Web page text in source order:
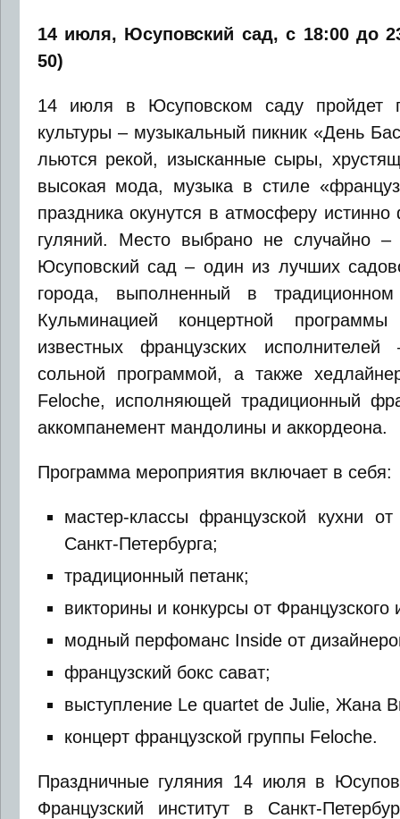
14 июля, Юсуповский сад, с 18:00 до
50)
14 июля в Юсуповском саду пройдет
культуры – музыкальный пикник «День
льются рекой, изысканные сыры,
высокая мода, музыка в стиле
праздника окунутся в атмосферу
гуляний. Место выбрано не случайно
Юсуповский сад – один из лучших
города, выполненный в
Кульминацией концертной программы
известных французских
сольной программой, а также
Feloche, исполняющей традиционный
аккомпанемент мандолины и аккордеона.
Программа мероприятия включает в себя:
мастер-классы французской кухни
Санкт-Петербурга;
традиционный петанк;
викторины и конкурсы от Французского
модный перфоманс Inside от
французский бокс сават;
выступление Le quartet de Julie, Жана
концерт французской группы Feloche.
Праздничные гуляния 14 июля в
Французский институт в Санкт-